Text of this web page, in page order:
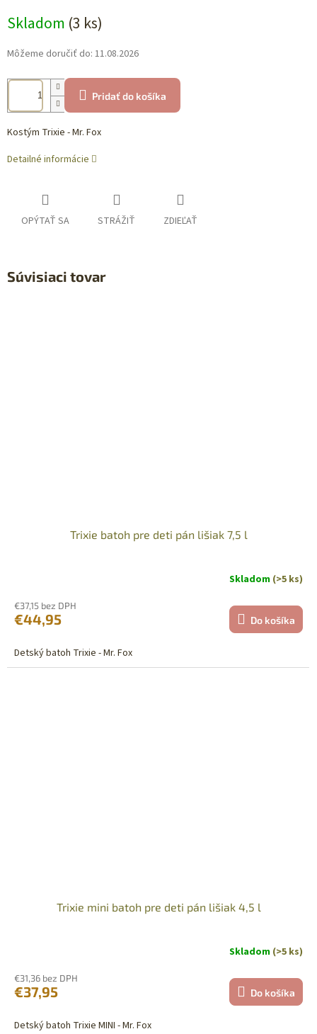
cena:
Skladom (3 ks)
Môžeme doručiť do: 11.08.2026
Pridať do košíka
Kostým Trixie - Mr. Fox
Detailné informácie
OPÝTAŤ SA STRÁŽIŤ ZDIEĽAŤ
Súvisiaci tovar
Trixie batoh pre deti pán lišiak 7,5 l
Skladom (>5 ks)
€37,15 bez DPH
€44,95 Do košíka
Detský batoh Trixie - Mr. Fox
Trixie mini batoh pre deti pán lišiak 4,5 l
Skladom (>5 ks)
€31,36 bez DPH
€37,95 Do košíka
Detský batoh Trixie MINI - Mr. Fox